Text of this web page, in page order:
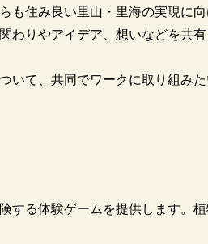
も住み良い里山・里海の実現に向
わりやアイデア、想いなどを共有
いて、共同でワークに取り組みた
する体験ゲームを提供します。植